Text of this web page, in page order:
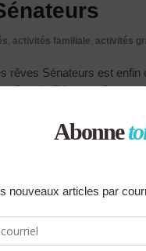
, activités familiale, activités
rêves Sénateurs est enfin
de l’hiver en
météo le permettent)